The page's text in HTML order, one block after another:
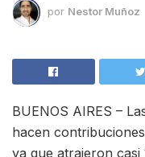
por Nestor Muñoz
BUENOS AIRES –
hacen
ya que atrajeron